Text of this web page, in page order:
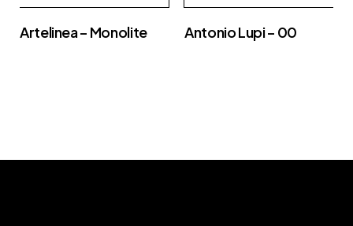
Artelinea – Monolite Antonio Lupi – 00